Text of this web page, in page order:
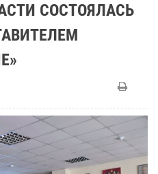
СОСТОЯЛАСЬ